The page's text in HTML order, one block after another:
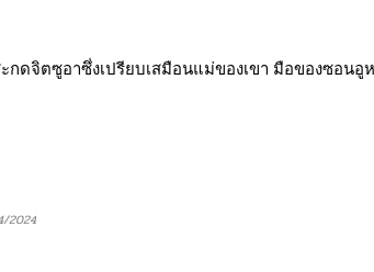
จิตซูอาซึ่งเปรียบเสมือนแม่ของเขา มือของซอนอู
2024